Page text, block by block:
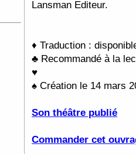
Lansman Editeur.
♦ Traduction :
♣ Recommandé à la
♥
♠ Création le 14 mars
Son théâtre publié
Commander cet